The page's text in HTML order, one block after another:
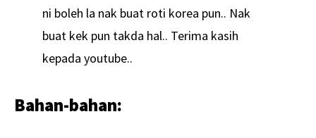
ni boleh la nak buat roti korea pun.. Nak
buat kek pun takda hal.. Terima kasih
kepada youtube..
Bahan-bahan: